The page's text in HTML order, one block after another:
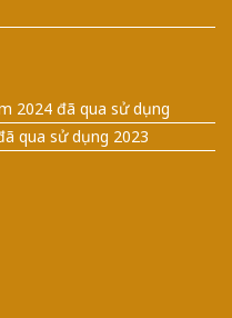
2024 đã qua sử dụng
qua sử dụng 2023